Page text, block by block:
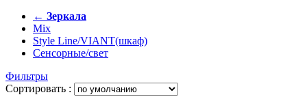
← Зеркала
Mix
Style Line/VIANT(шкаф)
Сенсорные/свет
Фильтры
Сортировать :